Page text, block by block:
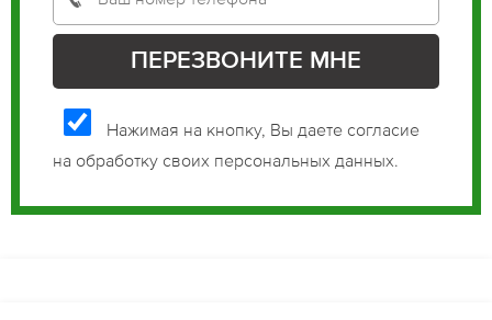
Нажимая на кнопку, Вы даете согласие
на обработку своих персональных данных.